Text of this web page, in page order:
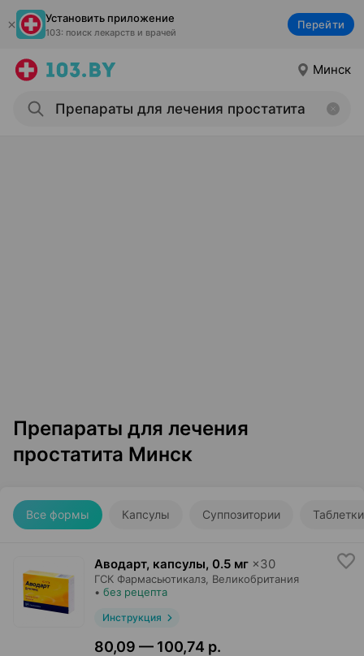
Установить приложение
103: поиск лекарств и врачей
Перейти
Минск
Препараты для лечения
простатита Минск
Все формы Капсулы Суппозитории Таблетки
Аводарт, капсулы, 0.5 мг ×30
ГСК Фармасьютикалз , Великобритания
• без рецепта
Инструкция
80,09 — 100,74 р.